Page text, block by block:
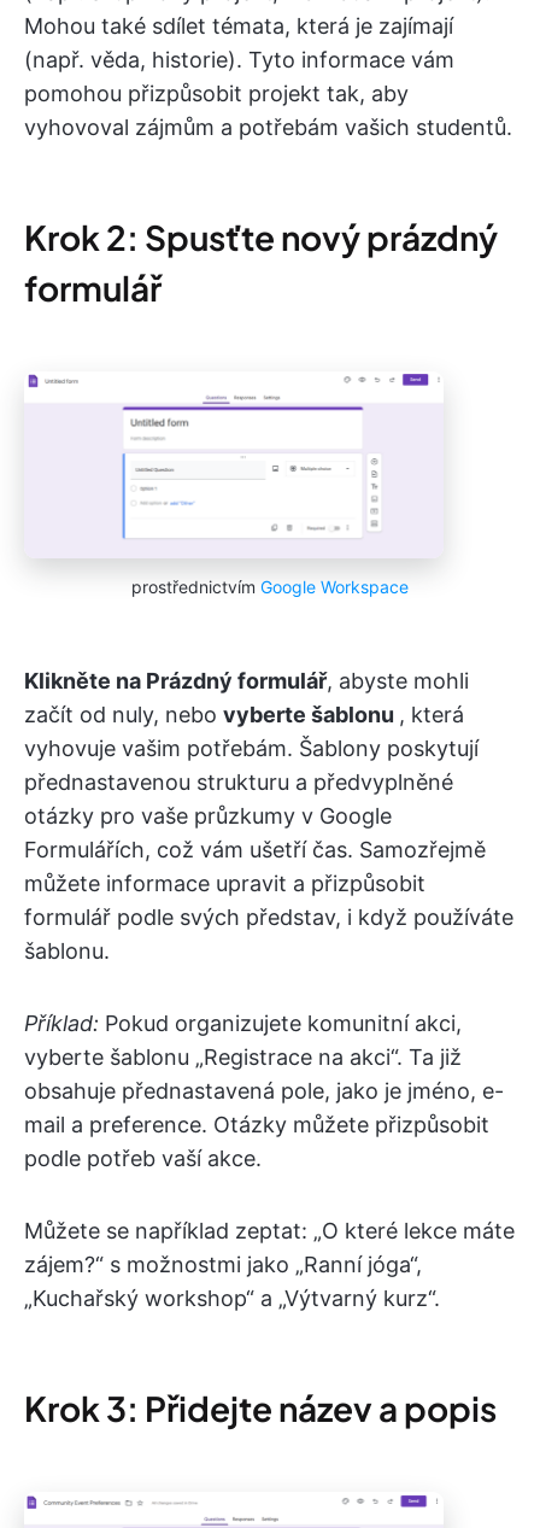
Mohou také sdílet témata, která je zajímají
(např. věda, historie). Tyto informace vám
pomohou přizpůsobit projekt tak, aby
vyhovoval zájmům a potřebám vašich studentů.
Krok 2: Spusťte nový prázdný
formulář
prostřednictvím Google Workspace
Klikněte na Prázdný formulář, abyste mohli
začít od nuly, nebo vyberte šablonu , která
vyhovuje vašim potřebám. Šablony poskytují
přednastavenou strukturu a předvyplněné
otázky pro vaše průzkumy v Google
Formulářích, což vám ušetří čas. Samozřejmě
můžete informace upravit a přizpůsobit
formulář podle svých představ, i když používáte
šablonu.
Příklad: Pokud organizujete komunitní akci,
vyberte šablonu „Registrace na akci“. Ta již
obsahuje přednastavená pole, jako je jméno, e-
mail a preference. Otázky můžete přizpůsobit
podle potřeb vaší akce.
Můžete se například zeptat: „O které lekce máte
zájem?“ s možnostmi jako „Ranní jóga“,
„Kuchařský workshop“ a „Výtvarný kurz“.
Krok 3: Přidejte název a popis